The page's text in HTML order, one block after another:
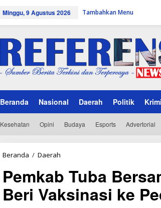
Minggu, 9 Agustus 2026 Tambahkan Menu
Beranda Nasional Daerah Politik
Kesehatan Opini Budaya Esports Advertorial
Beranda / Daerah
m
k
a
b
Pemkab Tuba
Beri Vaksinasi ke